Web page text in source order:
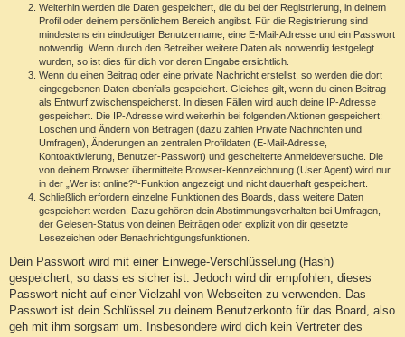
Weiterhin werden die Daten gespeichert, die du bei der Registrierung, in deinem
Profil oder deinem persönlichem Bereich angibst. Für die Registrierung sind
mindestens ein eindeutiger Benutzername, eine E-Mail-Adresse und ein Passwort
notwendig. Wenn durch den Betreiber weitere Daten als notwendig festgelegt
wurden, so ist dies für dich vor deren Eingabe ersichtlich.
Wenn du einen Beitrag oder eine private Nachricht erstellst, so werden die dort
eingegebenen Daten ebenfalls gespeichert. Gleiches gilt, wenn du einen Beitrag
als Entwurf zwischenspeicherst. In diesen Fällen wird auch deine IP-Adresse
gespeichert. Die IP-Adresse wird weiterhin bei folgenden Aktionen gespeichert:
Löschen und Ändern von Beiträgen (dazu zählen Private Nachrichten und
Umfragen), Änderungen an zentralen Profildaten (E-Mail-Adresse,
Kontoaktivierung, Benutzer-Passwort) und gescheiterte Anmeldeversuche. Die
von deinem Browser übermittelte Browser-Kennzeichnung (User Agent) wird nur
in der „Wer ist online?“-Funktion angezeigt und nicht dauerhaft gespeichert.
Schließlich erfordern einzelne Funktionen des Boards, dass weitere Daten
gespeichert werden. Dazu gehören dein Abstimmungsverhalten bei Umfragen,
der Gelesen-Status von deinen Beiträgen oder explizit von dir gesetzte
Lesezeichen oder Benachrichtigungsfunktionen.
Dein Passwort wird mit einer Einwege-Verschlüsselung (Hash)
gespeichert, so dass es sicher ist. Jedoch wird dir empfohlen, dieses
Passwort nicht auf einer Vielzahl von Webseiten zu verwenden. Das
Passwort ist dein Schlüssel zu deinem Benutzerkonto für das Board, also
geh mit ihm sorgsam um. Insbesondere wird dich kein Vertreter des